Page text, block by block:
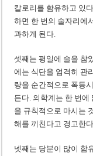
칼로리를 함유하고 있
하면 한 번의 술자리에
과하게 된다.
셋째는 평일에 술을 참
에는 식단을 엄격히 관
량을 순간적으로 폭등
든다. 의학계는 한 번
을 규칙적으로 마시는
해를 끼친다고 경고한다.
넷째는 당분이 많이 함